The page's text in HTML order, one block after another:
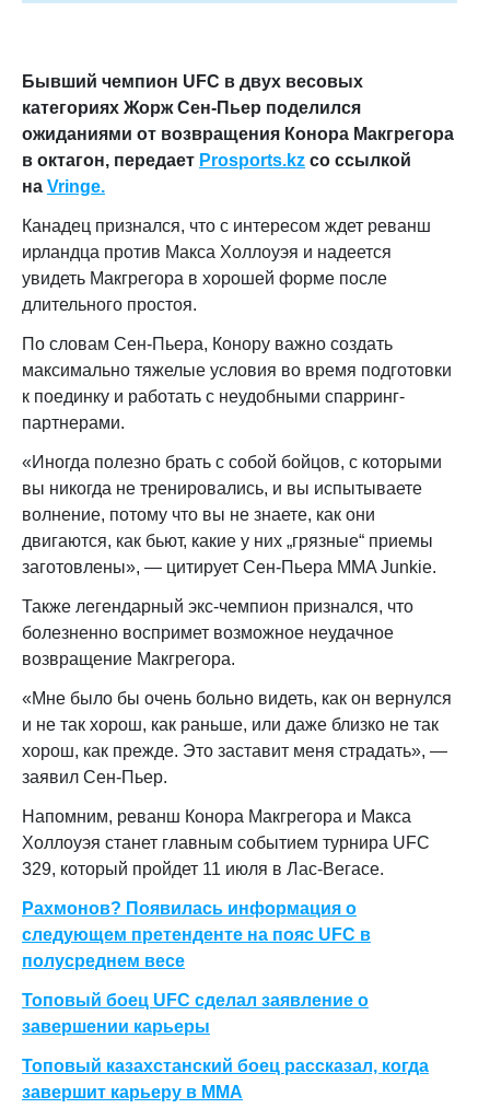
Бывший чемпион UFC в двух весовых
категориях Жорж Сен-Пьер поделился
ожиданиями от возвращения Конора Макгрегора
в октагон, передает Prosports.kz со ссылкой
на Vringe.
Канадец признался, что с интересом ждет реванш
ирландца против Макса Холлоуэя и надеется
увидеть Макгрегора в хорошей форме после
длительного простоя.
По словам Сен-Пьера, Конору важно создать
максимально тяжелые условия во время подготовки
к поединку и работать с неудобными спарринг-
партнерами.
«Иногда полезно брать с собой бойцов, с которыми
вы никогда не тренировались, и вы испытываете
волнение, потому что вы не знаете, как они
двигаются, как бьют, какие у них „грязные“ приемы
заготовлены», — цитирует Сен-Пьера MMA Junkie.
Также легендарный экс-чемпион признался, что
болезненно воспримет возможное неудачное
возвращение Макгрегора.
«Мне было бы очень больно видеть, как он вернулся
и не так хорош, как раньше, или даже близко не так
хорош, как прежде. Это заставит меня страдать», —
заявил Сен-Пьер.
Напомним, реванш Конора Макгрегора и Макса
Холлоуэя станет главным событием турнира UFC
329, который пройдет 11 июля в Лас-Вегасе.
Рахмонов? Появилась информация о
следующем претенденте на пояс UFC в
полусреднем весе
Топовый боец UFC сделал заявление о
завершении карьеры
Топовый казахстанский боец рассказал, когда
завершит карьеру в ММА